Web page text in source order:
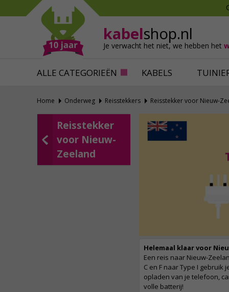
kabelshop.nl
Je verwacht het niet, we hebben het
ALLE CATEGORIEËN KABELS
Mollen verjagen
Slakken bestrijden
Katten verjagen
Alles tegen ongedierte
Ventilatie
Home Onderweg Reisstekkers Reisstekker voor Nieuw-
Reisstekker
voor Nieuw-
Zeeland
Helemaal klaar voor
Een reis naar Nieuw-
C en F naar Type I
opladen van je telefoon,
volle batterij!